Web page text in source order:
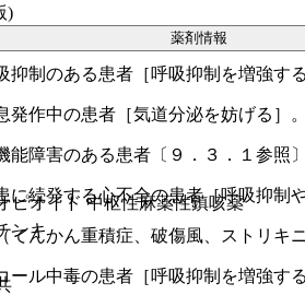
制のある患者［呼吸抑制を増強する
作中の患者［気道分泌を妨げる］。
障害のある患者〔９．３．１参照〕
続発する心不全の患者［呼吸抑制
んかん重積症、破傷風、ストリキ
ル中毒の患者［呼吸抑制を増強する
)
薬剤情報
ピオイド 中枢性麻薬性鎮咳薬
ンキ